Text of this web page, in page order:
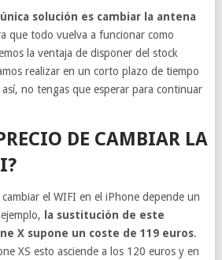
única solución es cambiar la antena
que todo vuelva a funcionar como
la ventaja de disponer del stock
realizar en un corto plazo de tiempo
no tengas que esperar para continuar
DE CAMBIAR LA
el WIFI en el iPhone depende un
la sustitución de este
X supone un coste de 119 euros.
XS esto asciende a los 120 euros y en